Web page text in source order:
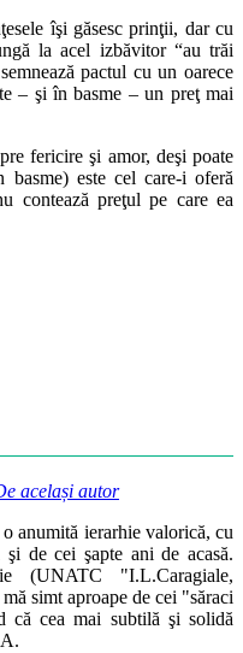
îşi găsesc prinţii, dar cu
la acel izbăvitor “au trăi
pactul cu un oarece
– şi în basme – un preţ mai
fericire şi amor, deşi poate
basme) este cel care-i oferă
contează preţul pe care ea
același autor
anumită ierarhie valorică, cu
de cei şapte ani de acasă.
(UNATC "I.L.Caragiale,
simt aproape de cei "săraci
cea mai subtilă şi solidă